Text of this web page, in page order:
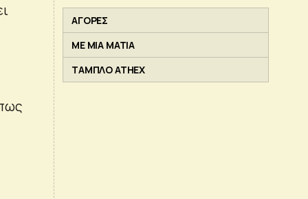
ΑΓΟΡΕΣ
ΜΕ ΜΙΑ ΜΑΤΙΑ
ΤΑΜΠΛΟ ATHEX